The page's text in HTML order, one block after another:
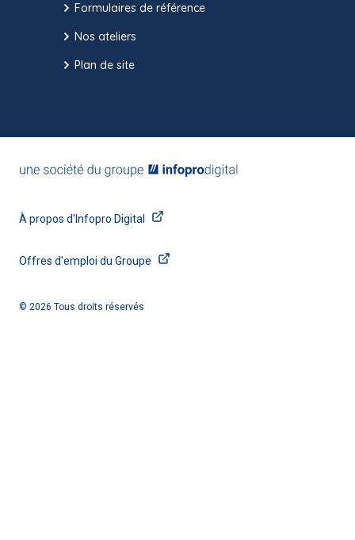
Formulaires de référence
Nos ateliers
Plan de site